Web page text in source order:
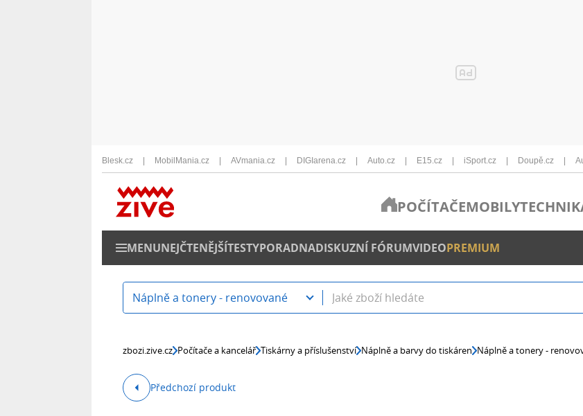
Blesk.cz MobilMania.cz AVmania.cz DIGIarena.cz Auto.cz E15.cz iSport.cz Doupě.cz
POČÍTAČEMOBILY
MENUNEJČTENĚJŠÍTESTYPORADNADISKUZNÍ FÓRUMVIDEOPREMIUM
Náplně a tonery - renovované
zbozi.zive.cz Počítače a kancelář Tiskárny a příslušenství Náplně a barvy do tiskáren Náplně a tonery -
Předchozí produkt